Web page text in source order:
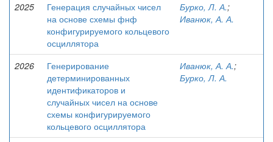
2025
Генерация случайных чисел
на основе схемы фнф
конфигурируемого кольцевого
осциллятора
Бурко, Л. А.;
Иванюк, А. А.
2026
Генерирование
детерминированных
идентификаторов и
случайных чисел на основе
схемы конфигурируемого
кольцевого осциллятора
Иванюк, А. А.;
Бурко, Л. А.